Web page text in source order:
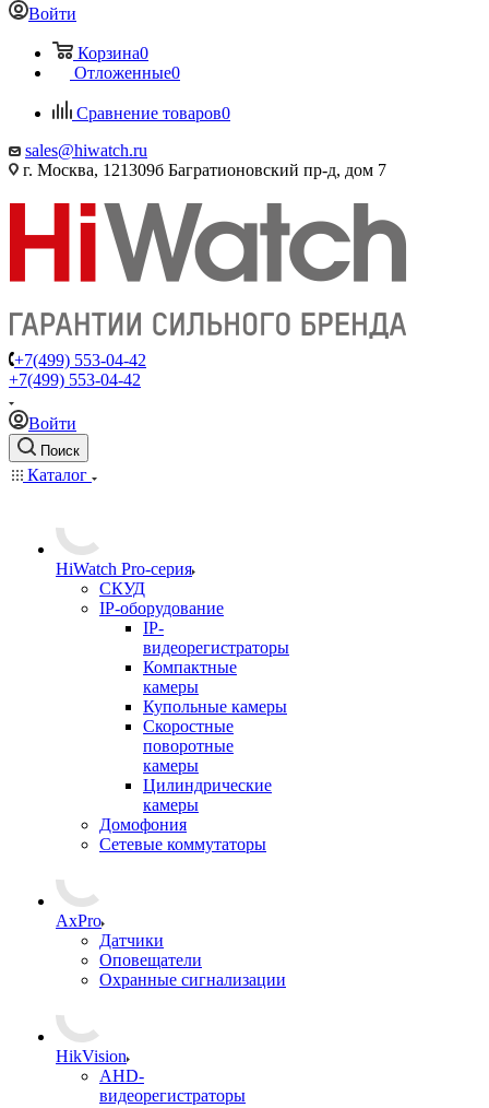
Войти
Корзина0
Отложенные0
Сравнение товаров0
sales@hiwatch.ru
г. Москва, 121309б Багратионовский пр-д, дом 7
+7(499) 553-04-42
+7(499) 553-04-42
Войти
Поиск
Каталог
HiWatch Pro-серия
CКУД
IP-оборудование
IP-
видеорегистраторы
Компактные
камеры
Купольные камеры
Скоростные
поворотные
камеры
Цилиндрические
камеры
Домофония
Сетевые коммутаторы
AxPro
Датчики
Оповещатели
Охранные сигнализации
HikVision
AHD-
видеорегистраторы